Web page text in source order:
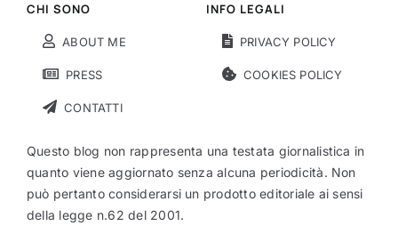
CHI SONO
ABOUT ME
PRESS
CONTATTI
INFO LEGALI
PRIVACY POLICY
COOKIES POLICY
Questo blog non rappresenta una testata giornalistica in
quanto viene aggiornato senza alcuna periodicità. Non
può pertanto considerarsi un prodotto editoriale ai sensi
della legge n.62 del 2001.